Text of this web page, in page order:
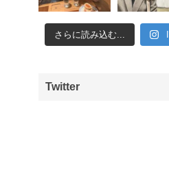
さらに読み込む...
Twitter